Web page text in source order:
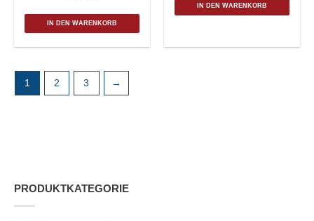
PRODUKTKATEGORIE
IN DEN WARENKORB
IN DEN WARENKORB
1 2 3 →